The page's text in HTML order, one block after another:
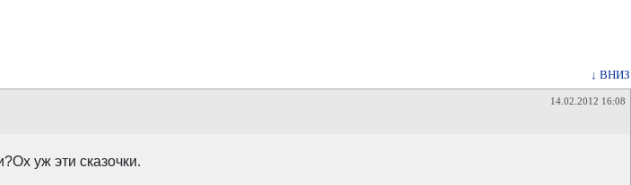
↓ ВНИЗ
14.02.2012 16:08
уж эти сказочки.